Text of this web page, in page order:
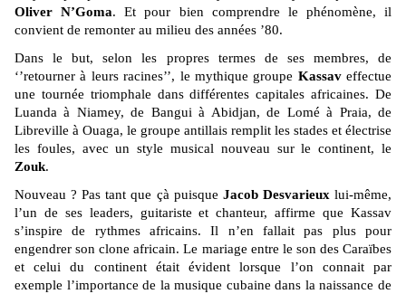
Oliver N’Goma. Et pour bien comprendre le phénomène, il
convient de remonter au milieu des années ’80.
Dans le but, selon les propres termes de ses membres, de
‘’retourner à leurs racines’’, le mythique groupe Kassaveffectue
une tournée triomphale dans différentes capitales africaines. De
Luanda à Niamey, de Bangui à Abidjan, de Lomé à Praia, de
Libreville à Ouaga, le groupe antillais remplit les stades et électrise
les foules, avec un style musical nouveau sur le continent, le
Zouk.
Nouveau ? Pas tant que çà puisque Jacob Desvarieux lui-même,
l’un de ses leaders, guitariste et chanteur, affirme que Kassav
s’inspire de rythmes africains. Il n’en fallait pas plus pour
engendrer son clone africain.Le mariage entre le son des Caraïbes
et celui du continent était évident lorsque l’on connait par
exemple l’importance de la musique cubaine dans la naissance de